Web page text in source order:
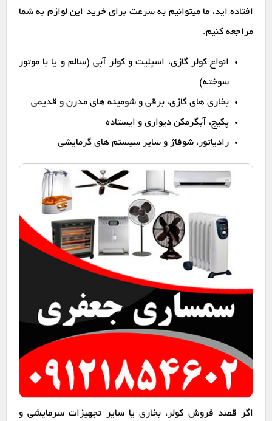
افتاده اید، ما میتوانیم به سرعت برای خرید این لوازم به شما
مراجعه کنیم.
انواع کولر گازی، اسپلیت و کولر آبی (سالم و یا با موتور
سوخته)
بخاری های گازی، برقی و شومینه های مدرن و قدیمی
پکیج، آبگرمکن دیواری و ایستاده
رادیاتور، شوفاژ و سایر سیستم های گرمایشی
اگر قصد فروش کولر، بخاری یا سایر تجهیزات سرمایشی و